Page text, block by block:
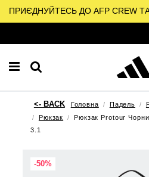
ПРИЄДНУЙТЕСЬ ДО AFP CREW
Головна Падель
Рюкзак
Рюкзак Protour
3.1
-50%